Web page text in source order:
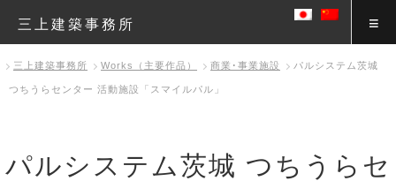
三上建築事務所
三上建築事務所 Works（主要作品） 商業･事業施設 パルシステム茨城
つちうらセンター 活動施設「スマイルパル」
パルシステム茨城 つちうらセ